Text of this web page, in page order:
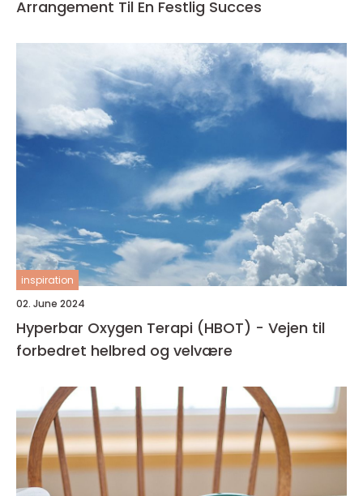
Arrangement Til En Festlig Succes
inspiration
02. June 2024
Hyperbar Oxygen Terapi (HBOT) - Vejen til
forbedret helbred og velvære